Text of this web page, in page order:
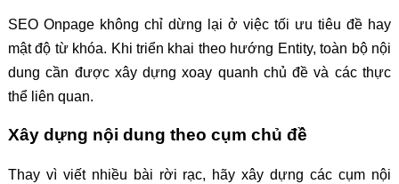
SEO Onpage không chỉ dừng lại ở việc tối ưu tiêu đề hay
mật độ từ khóa. Khi triển khai theo hướng Entity, toàn bộ nội
dung cần được xây dựng xoay quanh chủ đề và các thực
thể liên quan.
Xây dựng nội dung theo cụm chủ đề
Thay vì viết nhiều bài rời rạc, hãy xây dựng các cụm nội